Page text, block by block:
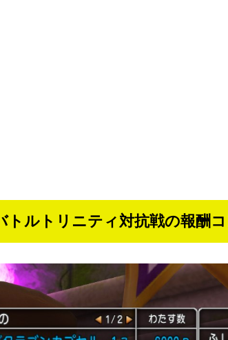
トルトリニティ対抗戦の報酬